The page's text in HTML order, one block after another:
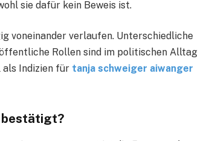
sie dafür kein Beweis ist.
voneinander verlaufen. Unterschiedliche
Rollen sind im politischen Alltag
als Indizien für tanja schweiger aiwanger
bestätigt?